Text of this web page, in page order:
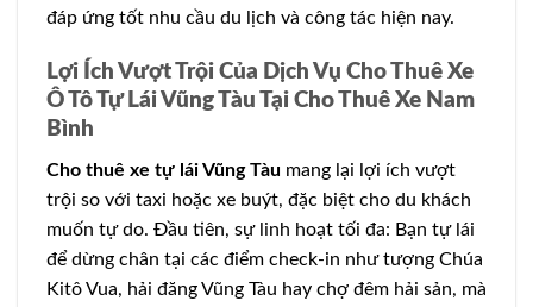
đáp ứng tốt nhu cầu du lịch và công tác hiện nay.
Lợi Ích Vượt Trội Của Dịch Vụ Cho Thuê Xe
Ô Tô Tự Lái Vũng Tàu Tại Cho Thuê Xe Nam
Bình
Cho thuê xe tự lái Vũng Tàu mang lại lợi ích vượt
trội so với taxi hoặc xe buýt, đặc biệt cho du khách
muốn tự do. Đầu tiên, sự linh hoạt tối đa: Bạn tự lái
để dừng chân tại các điểm check-in như tượng Chúa
Kitô Vua, hải đăng Vũng Tàu hay chợ đêm hải sản, mà